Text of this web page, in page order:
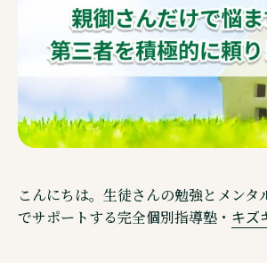
企業情報
こんにちは。生徒さんの勉強とメンタ
でサポートする完全個別指導塾・ キズ